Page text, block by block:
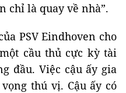
chỉ là quay về nhà”.
PSV Eindhoven cho
cầu thủ cực kỳ tài
đầu. Việc cậu ấy gia
thú vị. Cậu ấy có